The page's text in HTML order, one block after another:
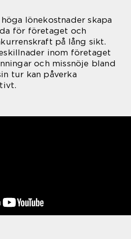
lönekostnader skapa
för företaget och
på lång sikt.
inom företaget
och missnöje bland
tur kan påverka